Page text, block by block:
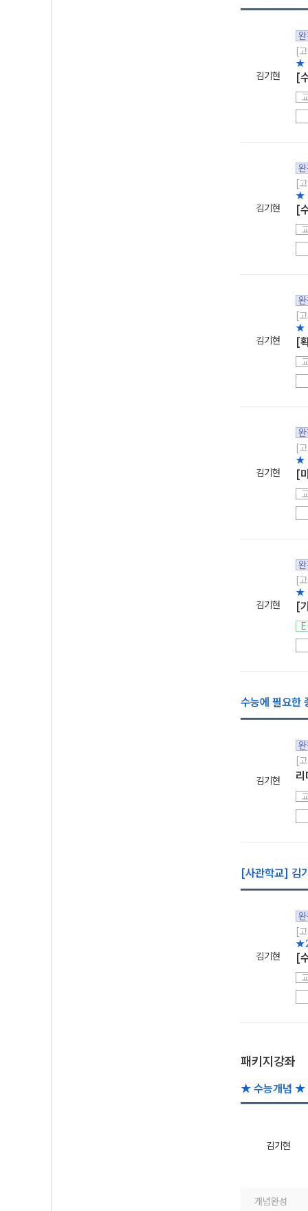
김기현
[
★
[
김기현
[
★
[
김기현
[
★
[
김기현
[
★
[
김기현
[
★
[
수능에 필요한
김기현
[
[사관학교] 김
김기현
[
[
패키지강좌
★ 수능개념 ★
김기현
개념완성